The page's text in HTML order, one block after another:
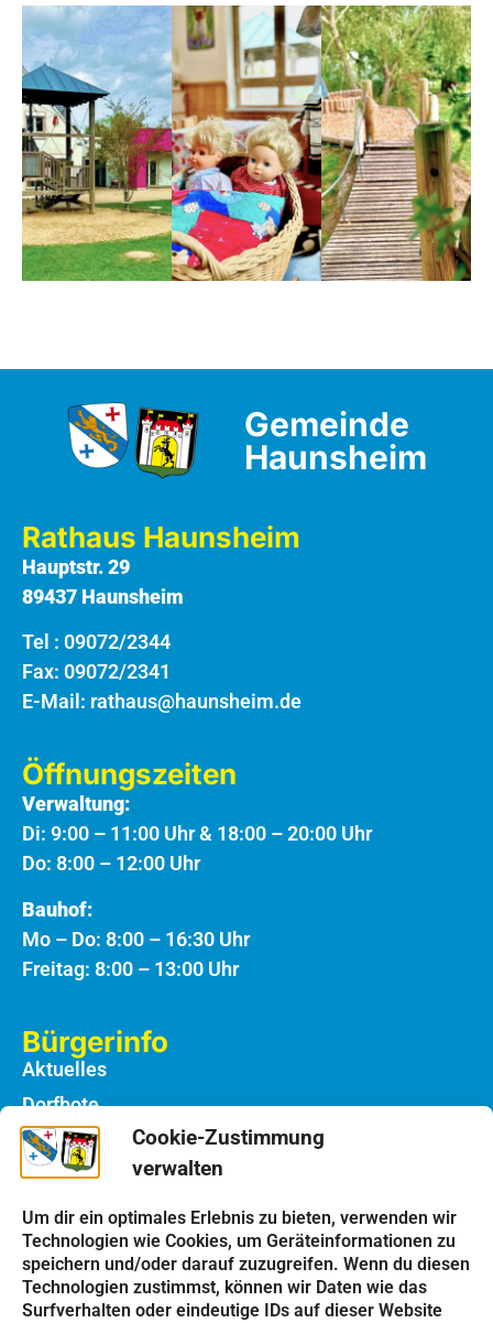
Cookie-Zustimmung
verwalten
Um dir ein optimales Erlebnis zu bieten, verwenden wir
Technologien wie Cookies, um Geräteinformationen zu
speichern und/oder darauf zuzugreifen. Wenn du diesen
Technologien zustimmst, können wir Daten wie das
Surfverhalten oder eindeutige IDs auf dieser Website
Gemeinde
Haunsheim
Rathaus Haunsheim
Hauptstr. 29
89437 Haunsheim
Tel : 09072/2344
Fax: 09072/2341
E-Mail: rathaus@haunsheim.de
Öffnungszeiten
Verwaltung:
Di: 9:00 – 11:00 Uhr & 18:00 – 20:00 Uhr
Do: 8:00 – 12:00 Uhr
Bauhof:
Mo – Do: 8:00 – 16:30 Uhr
Freitag: 8:00 – 13:00 Uhr
Bürgerinfo
Aktuelles
Dorfbote
Rathaus
Notdienste
Bauhof
Einrichtungen
Kindergarten